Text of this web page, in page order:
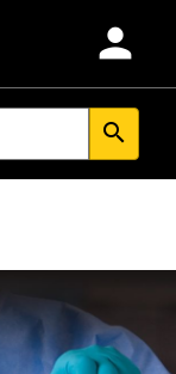
person
search